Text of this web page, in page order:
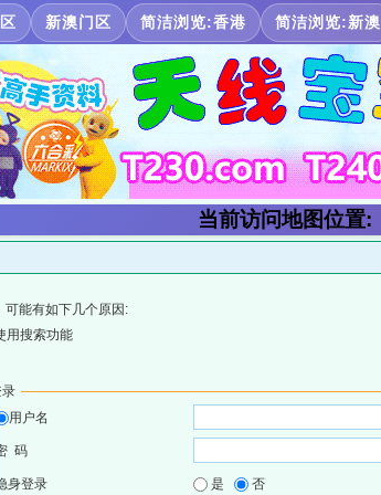
新澳门区 简洁浏览:香港 简洁浏览:新澳
当前访问地图位置:
可能有如下几个原因:
用搜索功能
用户名
码
身登录 是 否